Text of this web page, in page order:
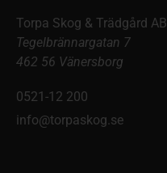
Torpa Skog & Trädgård AB
Tegelbrännargatan 7
462 56 Vänersborg
0521-12 200
info@torpaskog.se